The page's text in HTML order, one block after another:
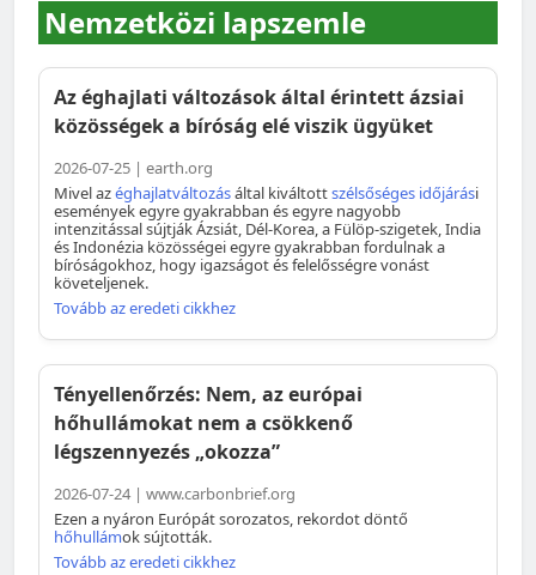
Nemzetközi lapszemle
Az éghajlati változások által érintett ázsiai
közösségek a bíróság elé viszik ügyüket
2026-07-25 | earth.org
Mivel azéghajlatváltozásáltal kiváltottszélsőséges időjárási
események egyre gyakrabban és egyre nagyobb
intenzitással sújtják Ázsiát, Dél-Korea, a Fülöp-szigetek, India
és Indonézia közösségei egyre gyakrabban fordulnak a
bíróságokhoz, hogy igazságot és felelősségre vonást
követeljenek.
Tovább az eredeti cikkhez
Tényellenőrzés: Nem, az európai
hőhullámokat nem a csökkenő
légszennyezés „okozza”
2026-07-24 | www.carbonbrief.org
Ezen a nyáron Európát sorozatos, rekordot döntő
hőhullámok sújtották.
Tovább az eredeti cikkhez